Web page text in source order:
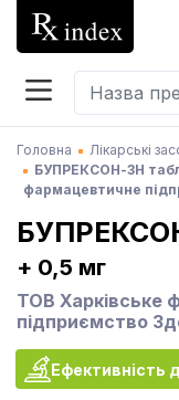
Головна Лікарські
БУПРЕКСОН-ЗН
фармацевтичне
+ 0,5 мг
ТОВ Харківське
підприємство
Ефективність